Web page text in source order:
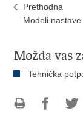
Prethodna
Modeli nastave
Možda vas
Tehnička